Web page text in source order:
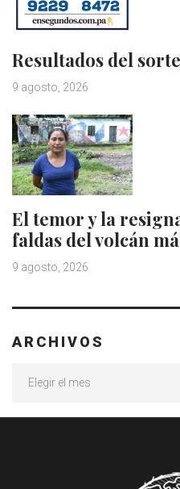
Resultados del
9 agosto, 2026
El temor y la
faldas del volcán
9 agosto, 2026
ARCHIVOS